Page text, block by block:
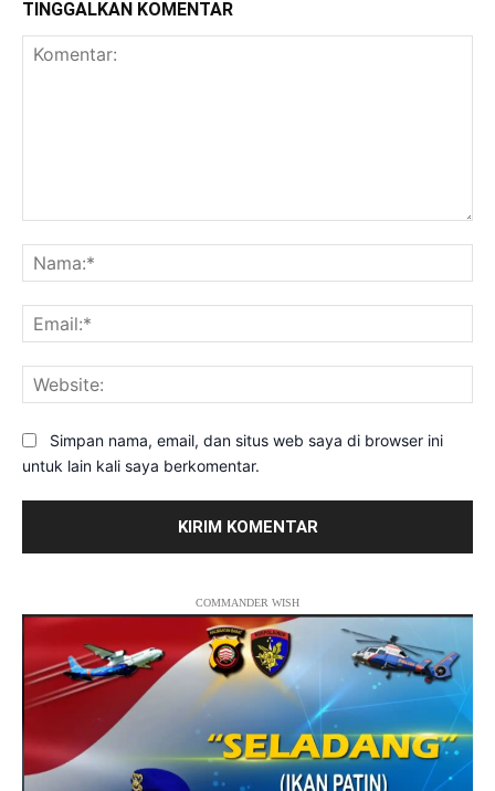
TINGGALKAN KOMENTAR
Simpan nama, email, dan situs web saya di browser ini
untuk lain kali saya berkomentar.
COMMANDER WISH